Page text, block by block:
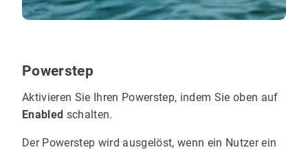
Powerstep
Aktivieren Sie Ihren Powerstep, indem Sie oben auf
Enabled schalten.
Der Powerstep wird ausgelöst, wenn ein Nutzer ein